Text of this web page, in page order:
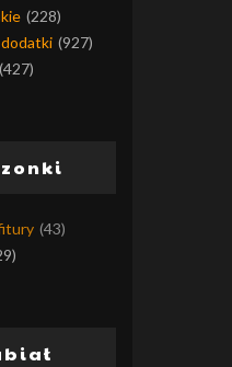
(228)
(927)
(427)
(43)